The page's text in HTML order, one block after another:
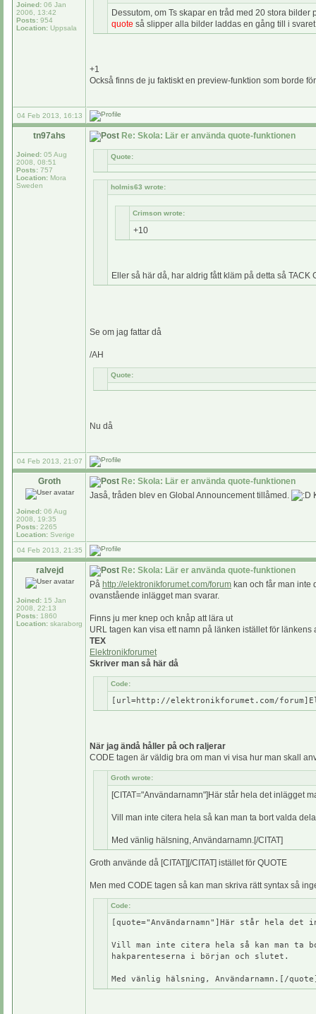
Joined: 06 Jan
2006, 13:42
Posts: 954
Location: Uppsala
Dessutom, om Ts skapar en tråd med 20 stora
quote så slipper alla bilder laddas en gång till i
+1
Också finns de ju faktiskt en preview-funktion som borde
04 Feb 2013, 16:13
tn97ahs
Joined: 05 Aug
2008, 08:51
Posts: 757
Location: Mora
Sweden
Re: Skola: Lär er använda quote-funktionen
Quote:
holmis63 wrote:
Crimson wrote:
+10
Eller så här då, har aldrig fått kläm på detta så TACK
Se om jag fattar då
/AH
Quote:
Nu då
04 Feb 2013, 21:07
Groth
Joined: 06 Aug
2008, 19:35
Posts: 2265
Location: Sverige
Re: Skola: Lär er använda quote-funktionen
Jaså, tråden blev en Global Announcement tillåmed.
04 Feb 2013, 21:35
ralvejd
Joined: 15 Jan
2008, 22:13
Posts: 1860
Location: skaraborg
Re: Skola: Lär er använda quote-funktionen
På http://elektronikforumet.com/forum kan och får man inte
ovanstående inlägget man svarar.
Finns ju mer knep och knåp att lära ut
URL tagen kan visa ett namn på länken istället för
TEX
Elektronikforumet
Skriver man så här då
Code:
[url=http://elektronikforumet.com/
När jag ändå håller på och raljerar
CODE tagen är väldig bra om man vi visa hur man skall
Groth wrote:
[CITAT="Användarnamn"]Här står hela det inlägget
Vill man inte citera hela så kan man ta bort valda
Med vänlig hälsning, Användarnamn.[/CITAT]
Groth använde då [CITAT][/CITAT] istället för QUOTE
Men med CODE tagen så kan man skriva rätt syntax så
Code:
[quote="Användarnamn"]Här står hela
Vill man inte citera hela så kan man ta
hakparenteserna i början och slutet.
Med vänlig hälsning, Användarnamn.[/